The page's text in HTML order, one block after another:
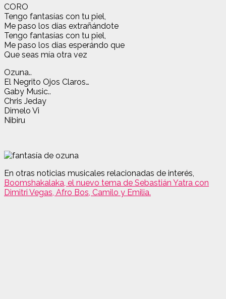
CORO
Tengo fantasías con tu piel,
Me paso los días extrañándote
Tengo fantasías con tu piel,
Me paso los días esperándo que
Que seas mía otra vez
Ozuna..
El Negrito Ojos Claros…
Gaby Music..
Chris Jeday
Dimelo Vi
Nibiru
En otras noticias musicales relacionadas de interés
Boomshakalaka, el nuevo tema de Sebastián Yatra con
Dimitri Vegas, Afro Bos, Camilo y Emilia.